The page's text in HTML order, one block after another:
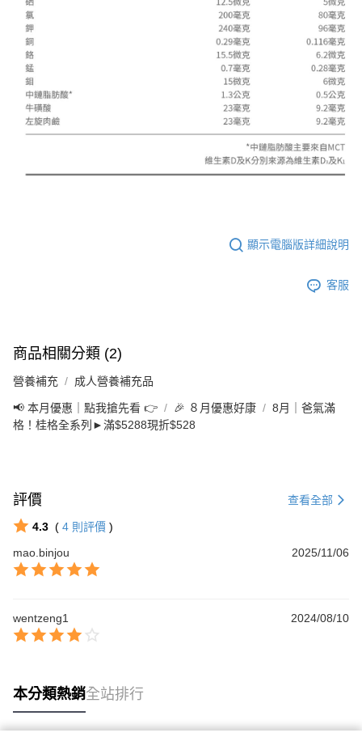
顯示電腦版詳細說明
客服
商品相關分類 (2)
營養補充 成人營養補充品
📢 本月優惠｜點我搶先看 👉 🎉 ８月優惠好康
8月｜爸氣滿
格！桂格全系列►滿$5288現折$528
評價 查看全部
4.3 ( 4 則評價 )
mao.binjou
2025/11/06
wentzeng1 2024/08/10
本分類熱銷全站排行